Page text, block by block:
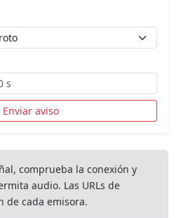
Enviar aviso
comprueba la conexión y
audio. Las URLs de
de cada emisora.